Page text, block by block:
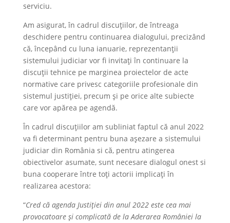
serviciu.
Am asigurat, în cadrul discuțiilor, de întreaga
deschidere pentru continuarea dialogului, precizând
că, începând cu luna ianuarie, reprezentanții
sistemului judiciar vor fi invitați în continuare la
discuții tehnice pe marginea proiectelor de acte
normative care privesc categoriile profesionale din
sistemul justiției, precum și pe orice alte subiecte
care vor apărea pe agendă.
În cadrul discuțiilor am subliniat faptul că anul 2022
va fi determinant pentru buna așezare a sistemului
judiciar din România si că, pentru atingerea
obiectivelor asumate, sunt necesare dialogul onest si
buna cooperare între toți actorii implicați în
realizarea acestora:
“Cred că agenda Justiției din anul 2022 este cea mai
provocatoare şi complicată de la Aderarea României la